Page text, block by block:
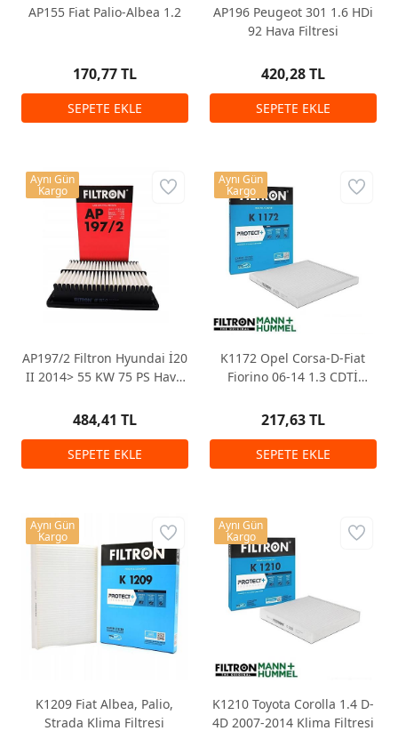
AP155 Fiat Palio-Albea 1.2
170,77 TL
AP196 Peugeot 301 1.6 HDi
92 Hava Filtresi
420,28 TL
AP197/2 Filtron Hyundai İ20
II 2014> 55 KW 75 PS Hava
484,41 TL
Aynı Gün
Kargo
K1172 Opel Corsa-D-Fiat
Fiorino 06-14 1.3 CDTİ
217,63 TL
Aynı Gün
Kargo
K1209 Fiat Albea, Palio,
Strada Klima Filtresi
Aynı Gün
Kargo
K1210 Toyota Corolla 1.4 D-
4D 2007-2014 Klima Filtresi
Aynı Gün
Kargo